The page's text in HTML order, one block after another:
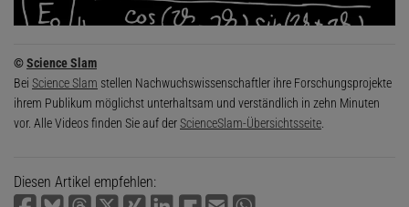
©Science Slam
Bei Science Slam stellen Nachwuchswissenschaftler ihre Forschungsprojekte
ihrem Publikum möglichst unterhaltsam und verständlich in zehn Minuten
vor. Alle Videos finden Sie auf derScienceSlam-Übersichtsseite
Diesen Artikel empfehlen: